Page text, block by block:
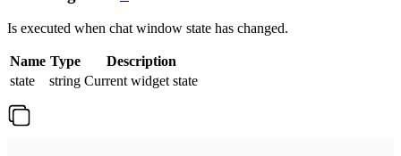
Is executed when chat window state has changed.
Name Type
Description
state
string Current widget state